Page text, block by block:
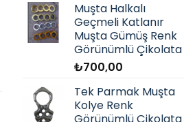
Seçenekler
ürün
sayfasından
seçilebilir
Muşta Halkalı
Geçmeli Katlanır
Muşta Gümüş Renk
Görünümlü Çikolata
₺700,00
Tek Parmak Muşta
Kolye Renk